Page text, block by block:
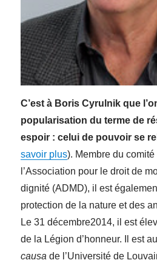
C’est à Boris Cyrulnik que
popularisation du terme de
espoir : celui de pouvoir se
savoir plus). Membre du comité
l’Association pour le droit de
dignité (ADMD), il est
protection de la nature et des
Le 31 décembre2014, il est
de la Légion d’honneur. Il est
causa de l’Université de